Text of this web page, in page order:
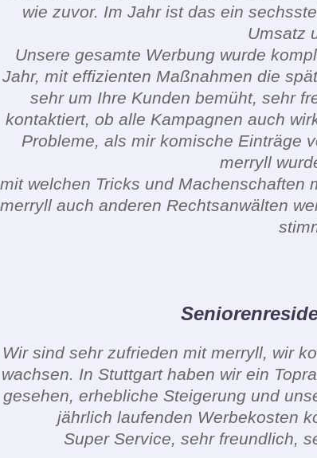
wie zuvor. Im Jahr ist das ein
Umsatz
Unsere gesamte Werbung wurde
Jahr, mit effizienten Maßnahmen die
sehr um Ihre Kunden bemüht, sehr
kontaktiert, ob alle Kampagnen auch
Probleme, als mir komische Einträge
merryll
mit welchen Tricks und Machenschaften
merryll auch anderen Rechtsanwälten
Wir sind sehr zufrieden mit merryll, wir
wachsen. In Stuttgart haben wir ein
gesehen, erhebliche Steigerung und
jährlich laufenden Werbekosten
Super Service, sehr freundlich,